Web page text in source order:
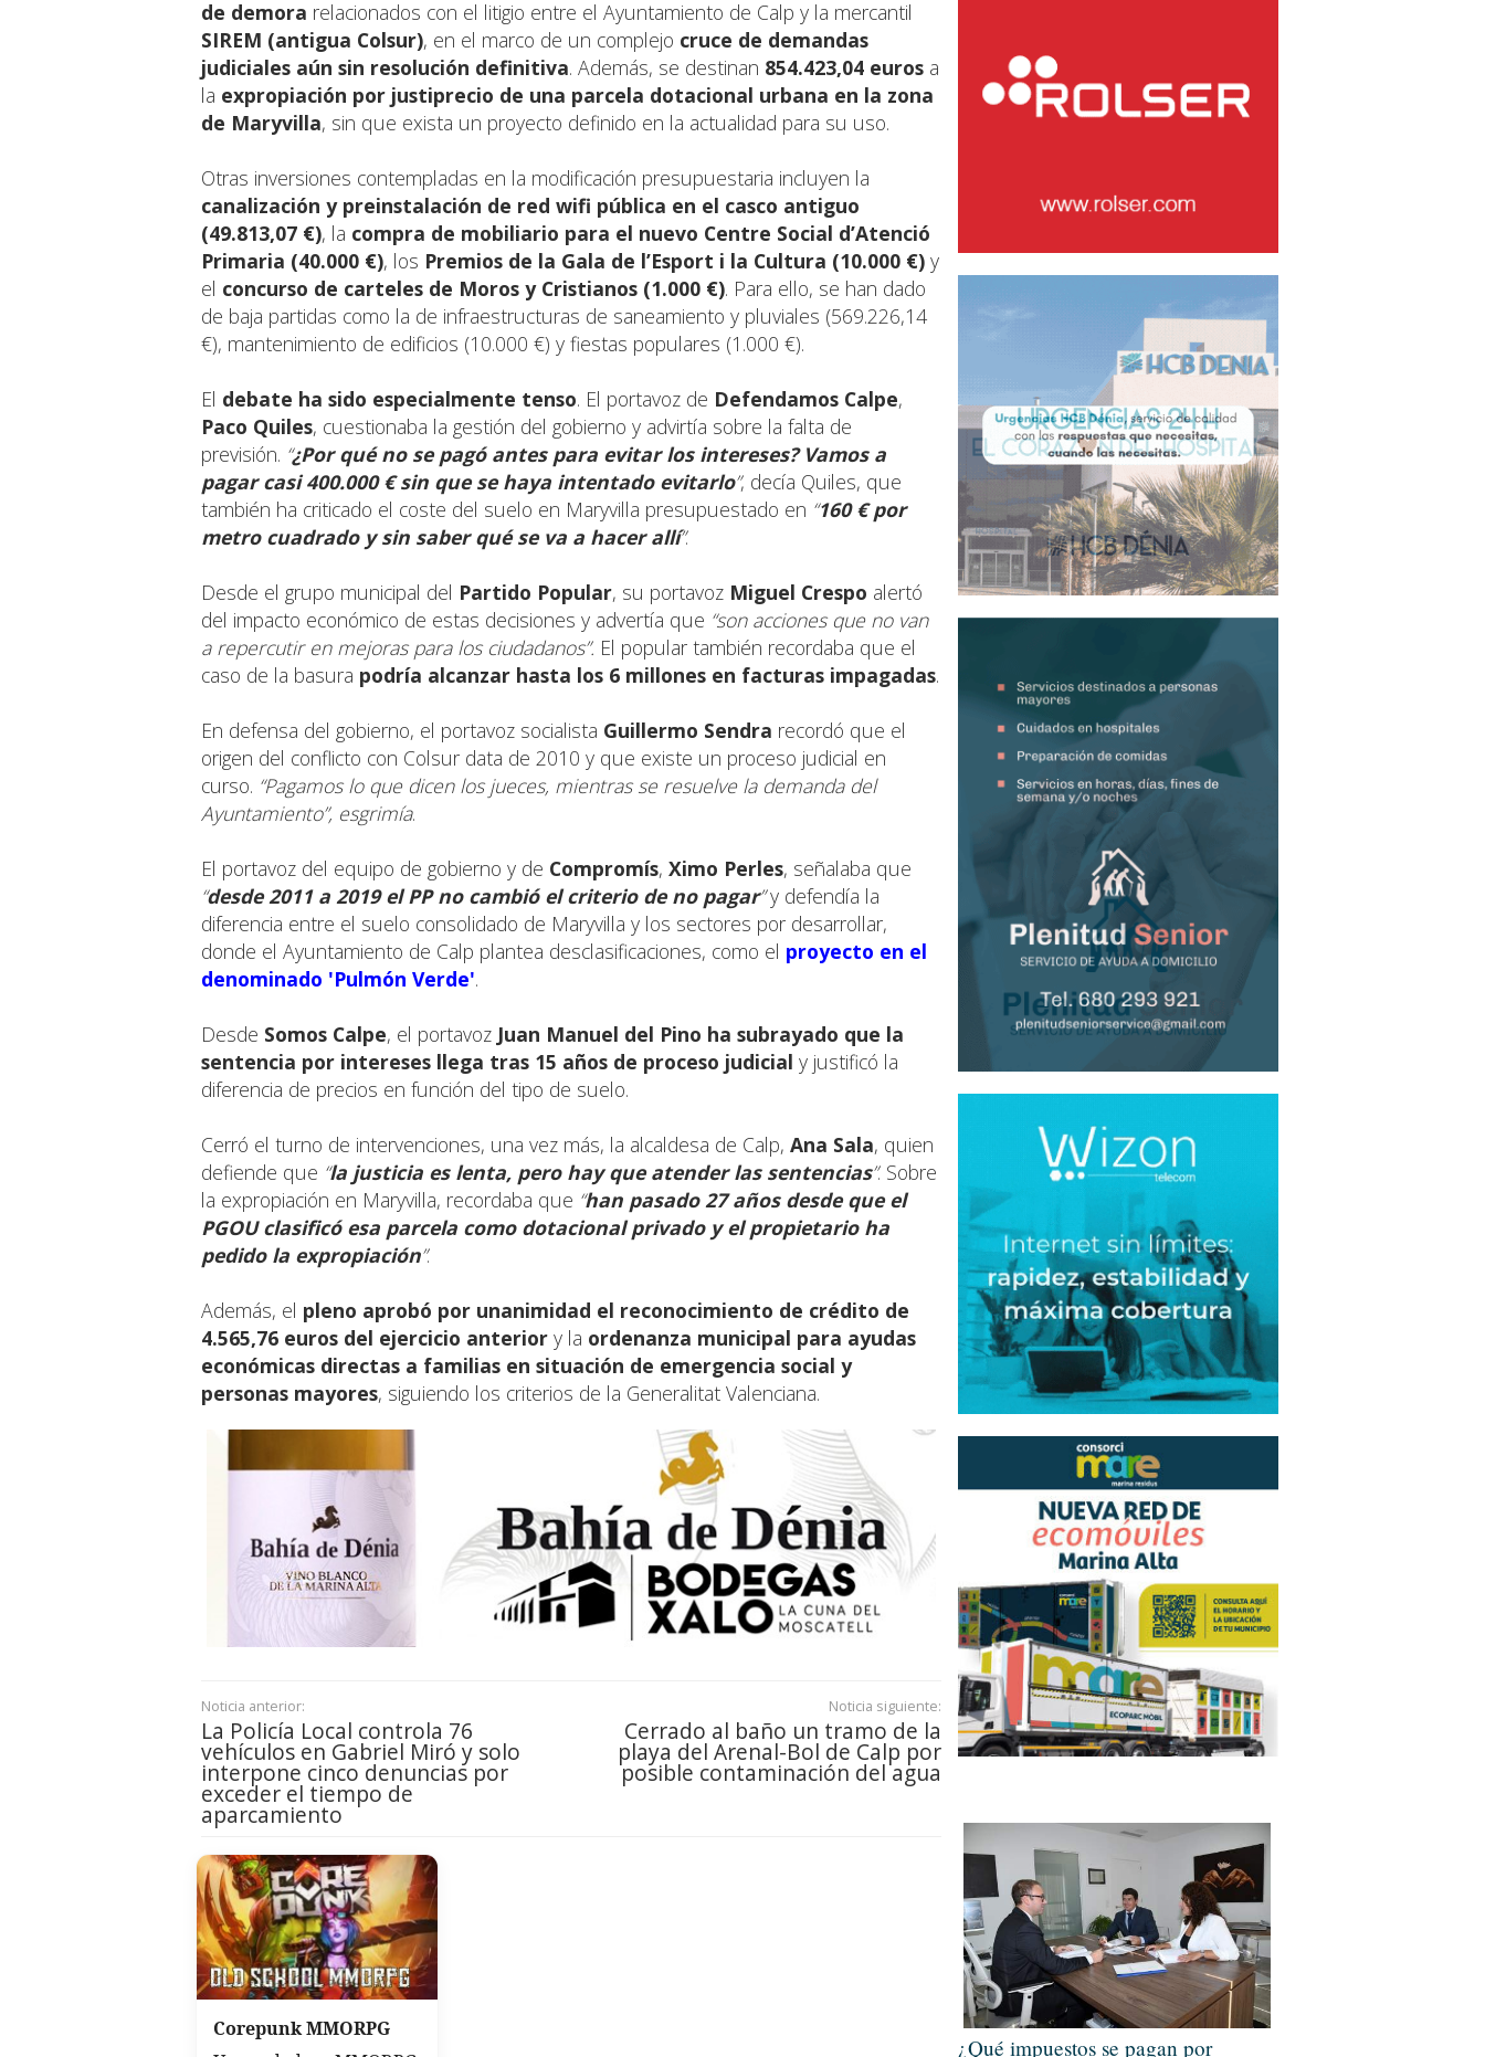
de demora relacionados con el litigio entre el Ayuntamiento de Calp y la mercantil
SIREM (antigua Colsur), en el marco de un complejo cruce de demandas
judiciales aún sin resolución definitiva. Además, se destinan 854.423,04 euros a
la expropiación por justiprecio de una parcela dotacional urbana en la zona
de Maryvilla, sin que exista un proyecto definido en la actualidad para su uso.
Otras inversiones contempladas en la modificación presupuestaria incluyen la
canalización y preinstalación de red wifi pública en el casco antiguo
(49.813,07 €), la compra de mobiliario para el nuevo Centre Social d’Atenció
Primaria (40.000 €), los Premios de la Gala de l’Esport i la Cultura (10.000 €) y
el concurso de carteles de Moros y Cristianos (1.000 €). Para ello, se han dado
de baja partidas como la de infraestructuras de saneamiento y pluviales (569.226,14
€), mantenimiento de edificios (10.000 €) y fiestas populares (1.000 €).
El debate ha sido especialmente tenso. El portavoz de Defendamos Calpe,
Paco Quiles, cuestionaba la gestión del gobierno y advirtía sobre la falta de
previsión. “¿Por qué no se pagó antes para evitar los intereses? Vamos a
pagar casi 400.000 € sin que se haya intentado evitarlo”, decía Quiles, que
también ha criticado el coste del suelo en Maryvilla presupuestado en “160 € por
metro cuadrado y sin saber qué se va a hacer allí”.
Desde el grupo municipal del Partido Popular, su portavoz Miguel Crespo alertó
del impacto económico de estas decisiones y advertía que “son acciones que no van
a repercutir en mejoras para los ciudadanos”. El popular también recordaba que el
caso de la basura podría alcanzar hasta los 6 millones en facturas impagadas.
En defensa del gobierno, el portavoz socialista Guillermo Sendra recordó que el
origen del conflicto con Colsur data de 2010 y que existe un proceso judicial en
curso. “Pagamos lo que dicen los jueces, mientras se resuelve la demanda del
Ayuntamiento”, esgrimía.
El portavoz del equipo de gobierno y de Compromís, Ximo Perles, señalaba que
“desde 2011 a 2019 el PP no cambió el criterio de no pagar”y defendía la
diferencia entre el suelo consolidado de Maryvilla y los sectores por desarrollar,
donde el Ayuntamiento de Calp plantea desclasificaciones, como el proyecto en el
denominado 'Pulmón Verde'.
Desde Somos Calpe, el portavoz Juan Manuel del Pino ha subrayado que la
sentencia por intereses llega tras 15 años de proceso judicial y justificó la
diferencia de precios en función del tipo de suelo.
Cerró el turno de intervenciones, una vez más, la alcaldesa de Calp, Ana Sala, quien
defiende que “la justicia es lenta, pero hay que atender las sentencias”. Sobre
la expropiación en Maryvilla, recordaba que “han pasado 27 años desde que el
PGOU clasificó esa parcela como dotacional privado y el propietario ha
pedido la expropiación”.
Además, el pleno aprobó por unanimidad el reconocimiento de crédito de
4.565,76 euros del ejercicio anterior y la ordenanza municipal para ayudas
económicas directas a familias en situación de emergencia social y
personas mayores, siguiendo los criterios de la Generalitat Valenciana.
Noticia anterior:
La Policía Local controla 76
vehículos en Gabriel Miró y solo
interpone cinco denuncias por
exceder el tiempo de
aparcamiento
Noticia siguiente:
Cerrado al baño un tramo de la
playa del Arenal-Bol de Calp por
posible contaminación del agua
Corepunk MMORPG
¿Qué impuestos se pagan por